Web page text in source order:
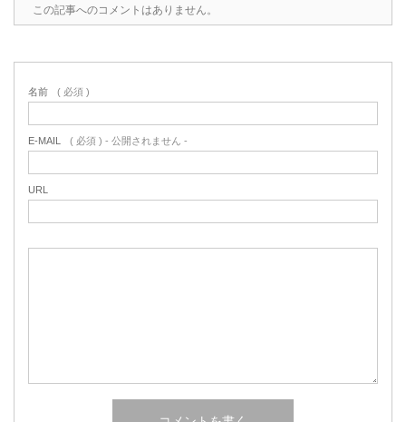
この記事へのコメントはありません。
名前 ( 必須 )
E-MAIL ( 必須 ) - 公開されません -
URL